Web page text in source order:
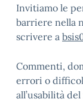
Invitiamo le
barriere nella
scrivere a
Commenti,
errori o
all’usabilità